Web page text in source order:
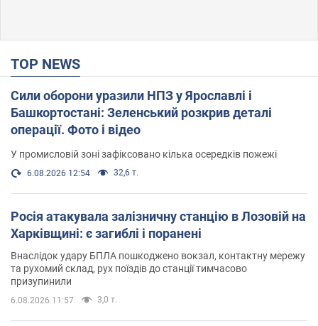
TOP NEWS
Сили оборони уразили НПЗ у Ярославлі і
Башкортостані: Зеленський розкрив деталі
операції. Фото і відео
У промисловій зоні зафіксовано кілька осередків пожежі
6.08.2026 12:54 32,6 т.
Росія атакувала залізничну станцію в Лозовій на
Харківщині: є загиблі і поранені
Внаслідок удару БПЛА пошкоджено вокзал, контактну мережу
та рухомий склад, рух поїздів до станції тимчасово
призупинили
6.08.2026 11:57 3,0 т.